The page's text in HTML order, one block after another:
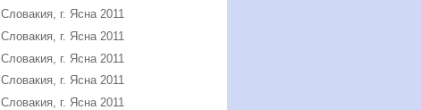
Словакия, г. Ясна 2011
Словакия, г. Ясна 2011
Словакия, г. Ясна 2011
Словакия, г. Ясна 2011
Словакия, г. Ясна 2011